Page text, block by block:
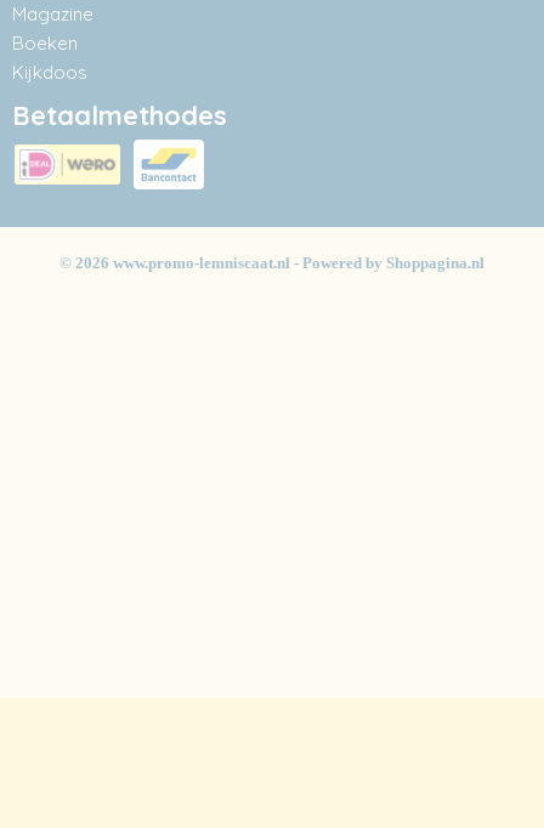
Magazine
Boeken
Kijkdoos
Betaalmethodes
© 2026 www.promo-lemniscaat.nl - Powered by Shoppagina.nl